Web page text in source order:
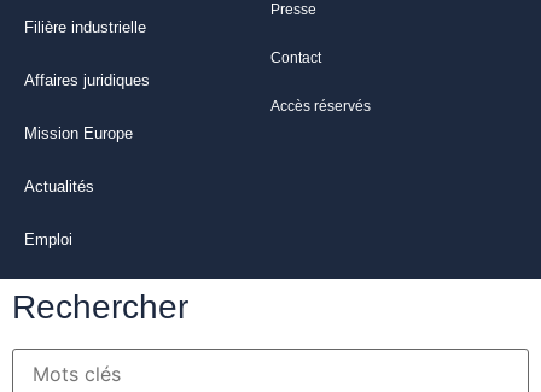
Presse
Contact
Accès réservés
Filière industrielle
Affaires juridiques
Mission Europe
Actualités
Emploi
Rechercher